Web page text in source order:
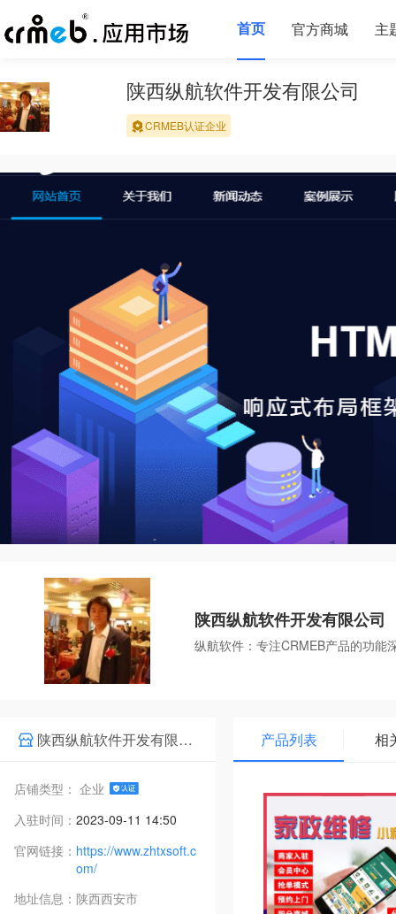
首页 官方商城 主
陕西纵航软件开发有限公司
CRMEB认证企业
陕西纵航软件开发有限公司
纵航软件：专注CRMEB产品的功能
陕西纵航软件开发有限公司
店铺类型： 企业
入驻时间： 2023-09-11 14:50
官网链接： https://www.zhtxsoft.c
om/
地址信息： 陕西西安市
产品列表 相